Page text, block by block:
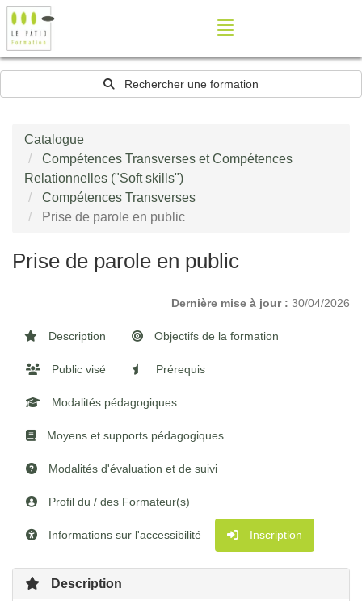
Rechercher une formation
Catalogue
Compétences Transverses et Compétences
Relationnelles ("Soft skills")
Compétences Transverses
Prise de parole en public
Prise de parole en public
Dernière mise à jour : 30/04/2026
Description Objectifs de la formation
Public visé Prérequis
Modalités pédagogiques
Moyens et supports pédagogiques
Modalités d'évaluation et de suivi
Profil du / des Formateur(s)
Informations sur l'accessibilité Inscription
Description